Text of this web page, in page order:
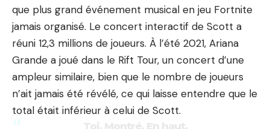
que plus grand événement musical en jeu Fortnite
jamais organisé. Le concert interactif de Scott a
réuni 12,3 millions de joueurs. À l’été 2021, Ariana
Grande a joué dans le Rift Tour, un concert d’une
ampleur similaire, bien que le nombre de joueurs
n’ait jamais été révélé, ce qui laisse entendre que le
total était inférieur à celui de Scott.